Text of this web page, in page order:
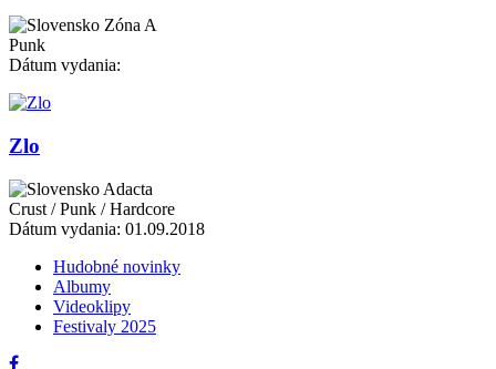
Zóna A
Punk
Dátum vydania:
Zlo
Adacta
Crust / Punk / Hardcore
Dátum vydania: 01.09.2018
Hudobné novinky
Albumy
Videoklipy
Festivaly 2025